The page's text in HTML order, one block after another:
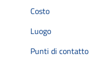
Costo
Luogo
Punti di contatto